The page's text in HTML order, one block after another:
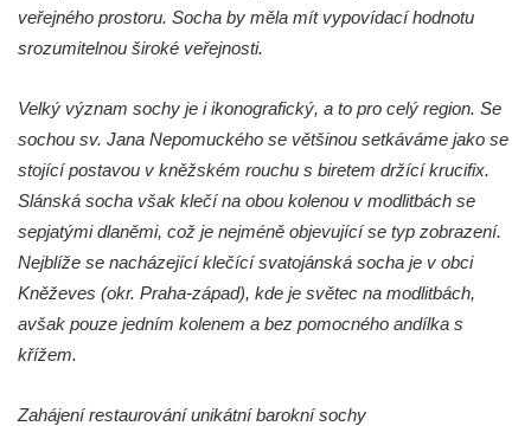
Socha svatého Vojtěcha na schodišti ke
kostelu Nanebevzetí Panny Marie ve
Socha putti II. na schodišti ke kostelu
Nanebevzetí Panny Marie ve Vilémově
Socha putti I. na schodišti ke kostelu
Nanebevzetí Panny Marie ve Vilémově
Socha svaté Anny na mostě přes
Vilémovský potok pod kostelem
Nanebevzetí Panny Marie ve Vilémově
veřejného prostoru. Socha by měla mít vypovídací hodnotu
srozumitelnou široké veřejnosti.
Velký význam sochy je i ikonografický, a to pro celý region. Se
sochou sv. Jana Nepomuckého se většinou setkáváme jako se
stojící postavou v kněžském rouchu s biretem držící krucifix.
Slánská socha však klečí na obou kolenou v modlitbách se
sepjatými dlaněmi, což je nejméně objevující se typ zobrazení.
Nejblíže se nacházející klečící svatojánská socha je v obci
Kněževes (okr. Praha‑západ), kde je světec na modlitbách,
avšak pouze jedním kolenem a bez pomocného andílka s
křížem.
Zahájení restaurování unikátní barokní sochy